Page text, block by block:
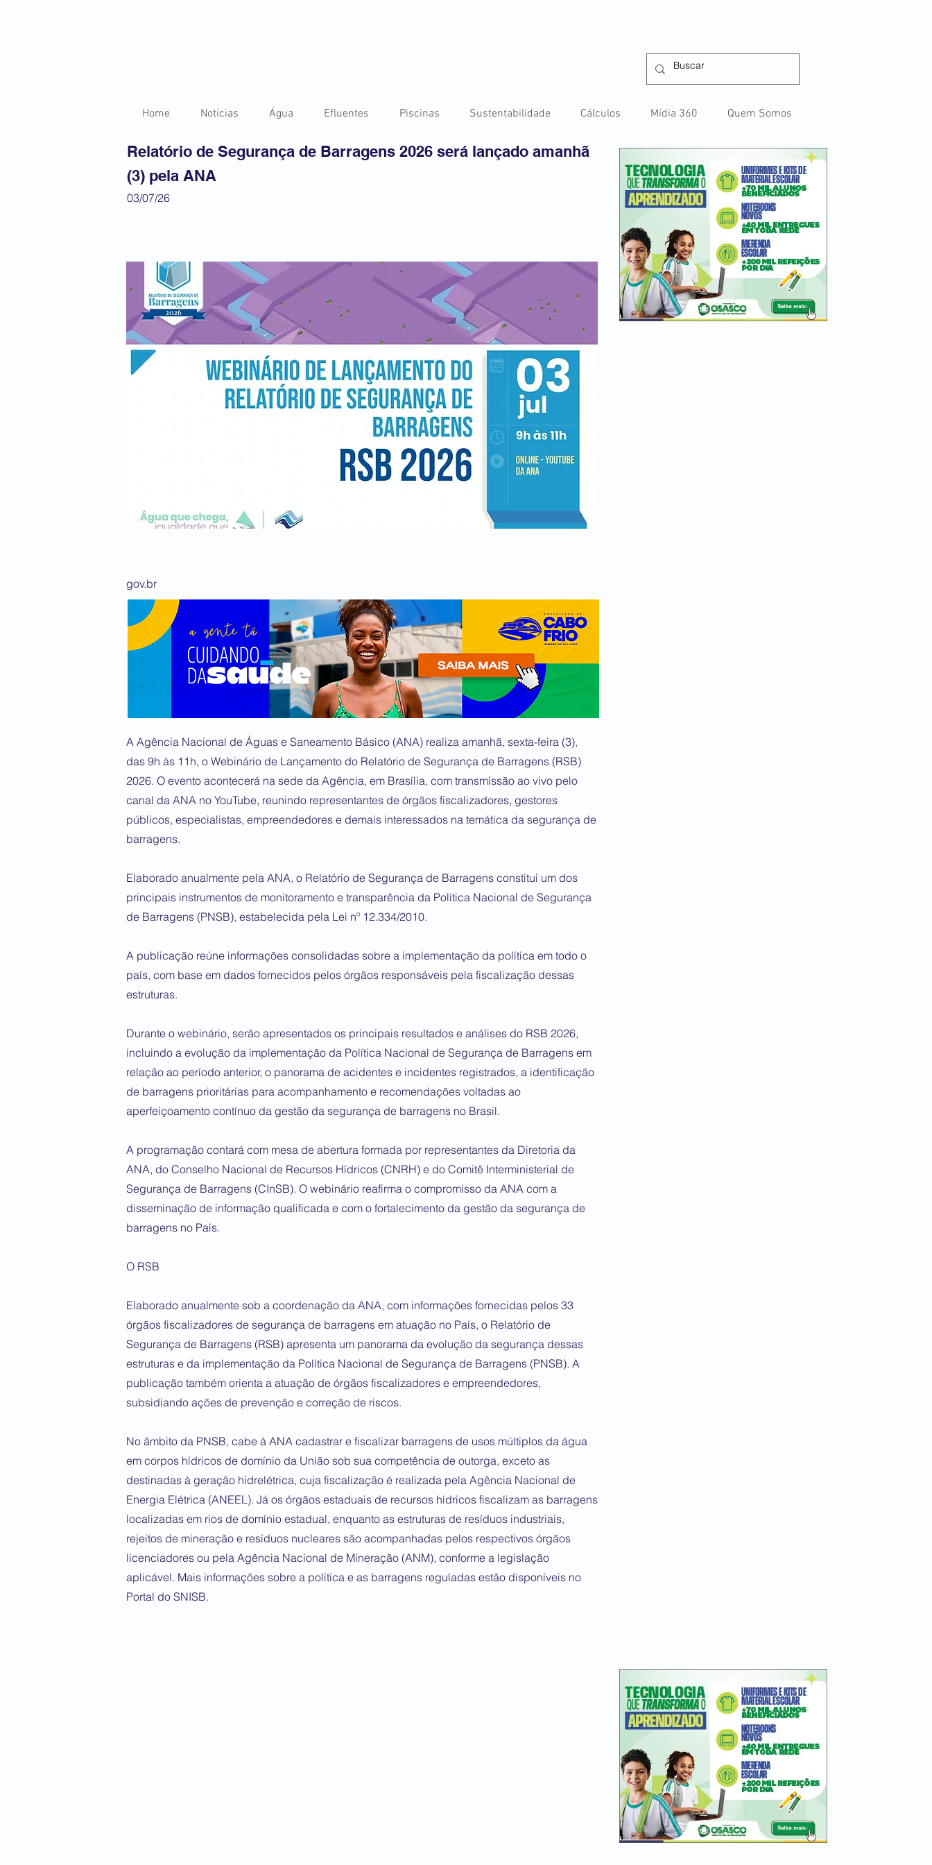
Home Notícias Água Efluentes Piscinas Sustentabilidade Cálculos Mídia 360 Quem Somos
Relatório de Segurança de Barragens 2026 será lançado amanhã
(3) pela ANA
03/07/26
gov.br
A Agência Nacional de Águas e Saneamento Básico (ANA) realiza amanhã, sexta-feira (3),
das 9h às 11h, o Webinário de Lançamento do Relatório de Segurança de Barragens (RSB)
2026. O evento acontecerá na sede da Agência, em Brasília, com transmissão ao vivo pelo
canal da ANA no YouTube, reunindo representantes de órgãos fiscalizadores, gestores
públicos, especialistas, empreendedores e demais interessados na temática da segurança de
barragens.
Elaborado anualmente pela ANA, o Relatório de Segurança de Barragens constitui um dos
principais instrumentos de monitoramento e transparência da Política Nacional de Segurança
de Barragens (PNSB), estabelecida pela Lei nº 12.334/2010.
A publicação reúne informações consolidadas sobre a implementação da política em todo o
país, com base em dados fornecidos pelos órgãos responsáveis pela fiscalização dessas
estruturas.
Durante o webinário, serão apresentados os principais resultados e análises do RSB 2026,
incluindo a evolução da implementação da Política Nacional de Segurança de Barragens em
relação ao período anterior, o panorama de acidentes e incidentes registrados, a identificação
de barragens prioritárias para acompanhamento e recomendações voltadas ao
aperfeiçoamento contínuo da gestão da segurança de barragens no Brasil.
A programação contará com mesa de abertura formada por representantes da Diretoria da
ANA, do Conselho Nacional de Recursos Hídricos (CNRH) e do Comitê Interministerial de
Segurança de Barragens (CInSB). O webinário reafirma o compromisso da ANA com a
disseminação de informação qualificada e com o fortalecimento da gestão da segurança de
barragens no País.
O RSB
Elaborado anualmente sob a coordenação da ANA, com informações fornecidas pelos 33
órgãos fiscalizadores de segurança de barragens em atuação no País, o Relatório de
Segurança de Barragens (RSB) apresenta um panorama da evolução da segurança dessas
estruturas e da implementação da Política Nacional de Segurança de Barragens (PNSB). A
publicação também orienta a atuação de órgãos fiscalizadores e empreendedores,
subsidiando ações de prevenção e correção de riscos.
No âmbito da PNSB, cabe à ANA cadastrar e fiscalizar barragens de usos múltiplos da água
em corpos hídricos de domínio da União sob sua competência de outorga, exceto as
destinadas à geração hidrelétrica, cuja fiscalização é realizada pela Agência Nacional de
Energia Elétrica (ANEEL). Já os órgãos estaduais de recursos hídricos fiscalizam as barragens
localizadas em rios de domínio estadual, enquanto as estruturas de resíduos industriais,
rejeitos de mineração e resíduos nucleares são acompanhadas pelos respectivos órgãos
licenciadores ou pela Agência Nacional de Mineração (ANM), conforme a legislação
aplicável. Mais informações sobre a política e as barragens reguladas estão disponíveis no
Portal do SNISB.